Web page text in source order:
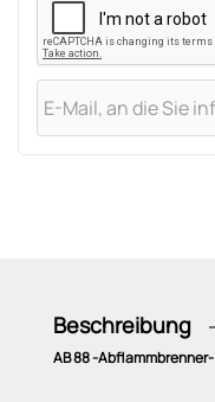
Beschreibung
AB 88 -Abflammbrenner-